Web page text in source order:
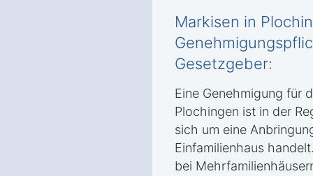
Markisen in
Gesetzgeber:
Eine Genehmigung für
Plochingen ist in der
sich um eine
Einfamilienhaus
bei